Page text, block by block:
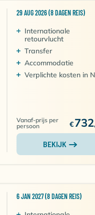
29 AUG 2026 (8 DAGEN REIS)
Internationale
retourvlucht
Transfer
Accommodatie
Verplichte kosten in
Vanaf-prijs per
persoon
€732
BEKIJK
6 JAN 2027 (8 DAGEN REIS)